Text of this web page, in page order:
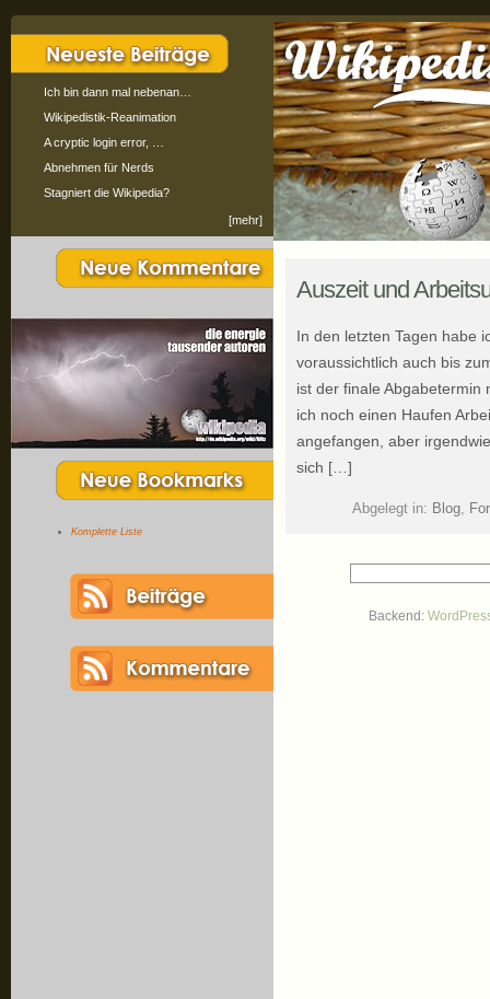
Ich bin dann mal nebenan…
Wikipedistik-Reanimation
A cryptic login error, …
Abnehmen für Nerds
Stagniert die Wikipedia?
[mehr]
Komplette Liste
Auszeit und
In den letzten Tagen habe
voraussichtlich auch bis
ist der finale
ich noch einen Haufen
angefangen, aber
sich […]
Abgelegt in: Blog,
Backend: